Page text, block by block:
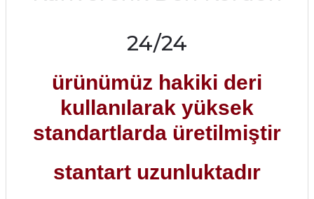
24/24
ürünümüz hakiki deri
kullanılarak yüksek
standartlarda üretilmiştir
stantart uzunluktadır